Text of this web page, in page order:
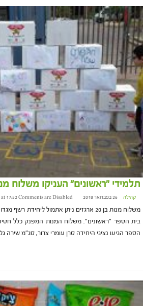
תלמידי "ראשונים" העניקו משלוח
קהילה 26 בפברואר 2018 at 17:52 Comments are Disabled
בית הספר "ראשונים". משלוח המנות המפנק כלל
הספר הגיעו נציגי היחידה סרן עומרי צרור, סג"מ שירה